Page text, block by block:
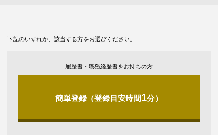
下記のいずれか、該当する方をお選びください。
履歴書・職務経歴書をお持ちの方
簡単登録（登録目安時間1分）